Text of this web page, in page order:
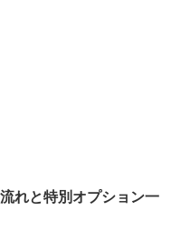
れと特別オプション一